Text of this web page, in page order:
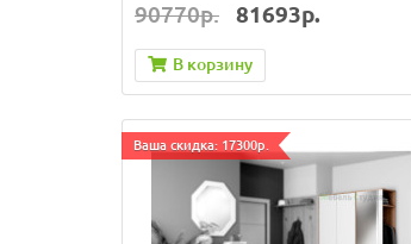
90770р. 81693р.
В корзину
Ваша скидка: 17300р.